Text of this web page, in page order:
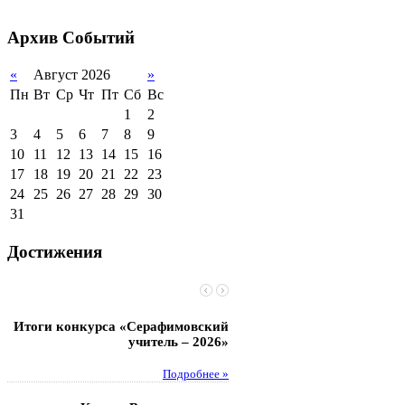
поддержки обучающихся
сотрудничество
Организация питания в
образовательной
организации
Архив Событий
« Август 2026
»
Пн Вт Ср Чт Пт Сб Вс
1
2
3
4 5 6 7 8
9
10
11 12 13 14 15
16
17
18 19 20 21 22 23
24 25 26 27 28 29 30
31
Достижения
Итоги конкурса «Серафимовский
учитель – 2026»
Подробнее »